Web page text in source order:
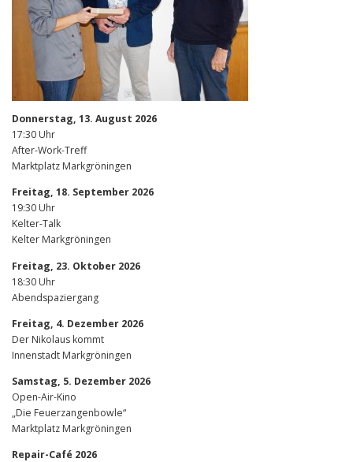
Donnerstag, 13. August 2026
17:30 Uhr
After-Work-Treff
Marktplatz Markgröningen
Freitag, 18. September 2026
19:30 Uhr
Kelter-Talk
Kelter Markgröningen
Freitag, 23. Oktober 2026
18:30 Uhr
Abendspaziergang
Freitag, 4. Dezember 2026
Der Nikolaus kommt
Innenstadt Markgröningen
Samstag, 5. Dezember 2026
Open-Air-Kino
„Die Feuerzangenbowle“
Marktplatz Markgröningen
Repair-Café 2026